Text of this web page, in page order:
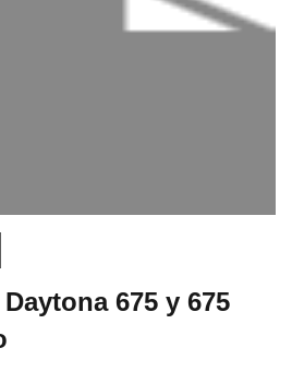
675 y 675